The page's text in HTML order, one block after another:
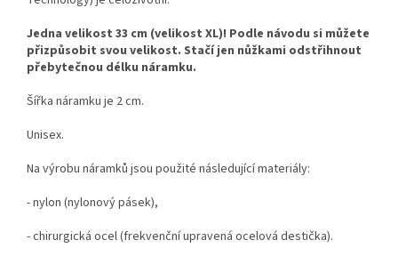
Jedna velikost 33 cm (velikost XL)! Podle návodu si můžete
přizpůsobit svou velikost. Stačí jen nůžkami odstřihnout
přebytečnou délku náramku.
Šířka náramku je 2 cm.
Unisex.
Na výrobu náramků jsou použité následující materiály:
- nylon (nylonový pásek),
- chirurgická ocel (frekvenční upravená ocelová destička).